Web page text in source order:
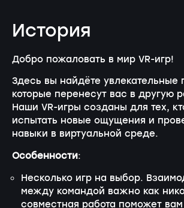
История
Добро пожаловать в мир VR-игр!
Здесь вы найдёте увлекательные
которые перенесут вас в другую
Наши VR-игры созданы для тех,
испытать новые ощущения и
навыки в виртуальной среде.
Особенности:
Несколько игр на выбор.
между командой важно как
совместная работа поможет